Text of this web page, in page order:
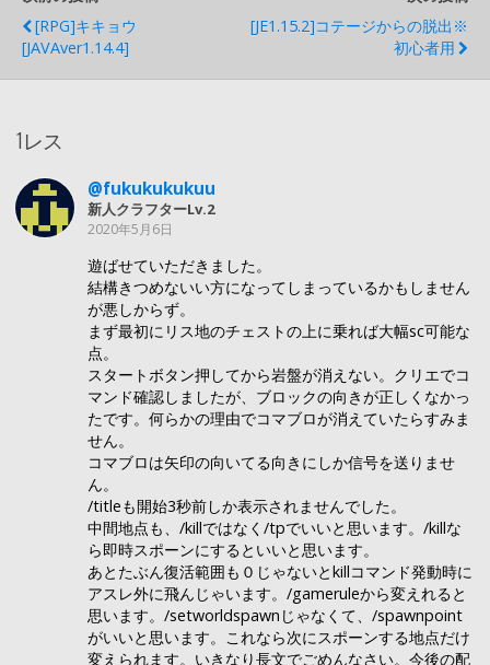
[RPG]キキョウ
[JAVAver1.14.4]
[JE1.15.2]コテージからの脱出※
初心者用
1レス
@fukukukukuu
新人クラフターLv.2
2020年5月6日
遊ばせていただきました。
結構きつめないい方になってしまっているかもしません
が悪しからず。
まず最初にリス地のチェストの上に乗れば大幅sc可能な
点。
スタートボタン押してから岩盤が消えない。クリエでコ
マンド確認しましたが、ブロックの向きが正しくなかっ
たです。何らかの理由でコマブロが消えていたらすみま
せん。
コマブロは矢印の向いてる向きにしか信号を送りませ
ん。
/titleも開始3秒前しか表示されませんでした。
中間地点も、/killではなく/tpでいいと思います。/killな
ら即時スポーンにするといいと思います。
あとたぶん復活範囲も０じゃないとkillコマンド発動時に
アスレ外に飛んじゃいます。/gameruleから変えれると
思います。/setworldspawnじゃなくて、/spawnpoint
がいいと思います。これなら次にスポーンする地点だけ
変えられます。いきなり長文でごめんなさい。今後の配